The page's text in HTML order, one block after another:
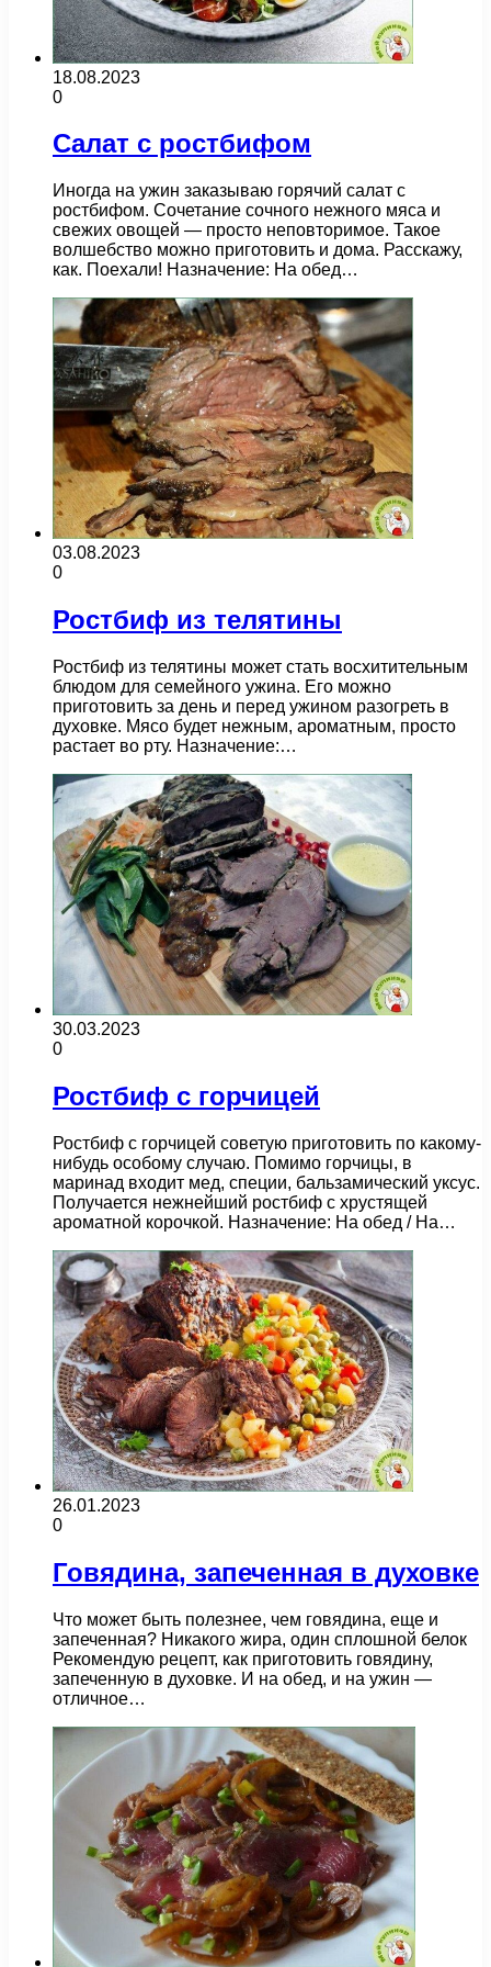
18.08.2023
0
Салат с ростбифом
Иногда на ужин заказываю горячий салат с
ростбифом. Сочетание сочного нежного мяса и
свежих овощей — просто неповторимое. Такое
волшебство можно приготовить и дома. Расскажу,
как. Поехали! Назначение: На обед…
03.08.2023
0
Ростбиф из телятины
Ростбиф из телятины может стать восхитительным
блюдом для семейного ужина. Его можно
приготовить за день и перед ужином разогреть в
духовке. Мясо будет нежным, ароматным, просто
растает во рту. Назначение:…
30.03.2023
0
Ростбиф с горчицей
Ростбиф с горчицей советую приготовить по какому-
нибудь особому случаю. Помимо горчицы, в
маринад входит мед, специи, бальзамический уксус.
Получается нежнейший ростбиф с хрустящей
ароматной корочкой. Назначение: На обед / На…
26.01.2023
0
Говядина, запеченная в духовке
Что может быть полезнее, чем говядина, еще и
запеченная? Никакого жира, один сплошной белок
Рекомендую рецепт, как приготовить говядину,
запеченную в духовке. И на обед, и на ужин —
отличное…